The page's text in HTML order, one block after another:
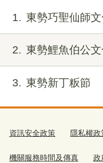
1 東勢巧聖仙師
2 東勢鯉魚伯公
3 東勢新丁粄節
資訊安全政策 隱私權政
機關服務時間及傳真 政